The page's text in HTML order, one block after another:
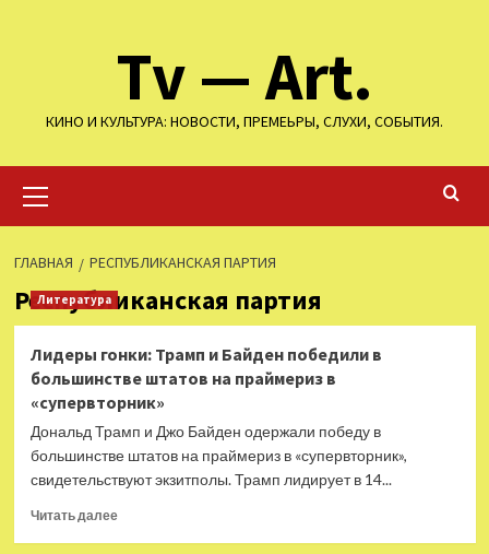
Tv — Art.
КИНО И КУЛЬТУРА: НОВОСТИ, ПРЕМЕЬРЫ, СЛУХИ, СОБЫТИЯ.
меню
ГЛАВНАЯ РЕСПУБЛИКАНСКАЯ ПАРТИЯ
Республиканская партия
Литература
Лидеры гонки: Трамп и Байден победили в
большинстве штатов на праймериз в
«супервторник»
Дональд Трамп и Джо Байден одержали победу в
большинстве штатов на праймериз в «супервторник»,
свидетельствуют экзитполы. Трамп лидирует в 14...
Читать далееПрочитать